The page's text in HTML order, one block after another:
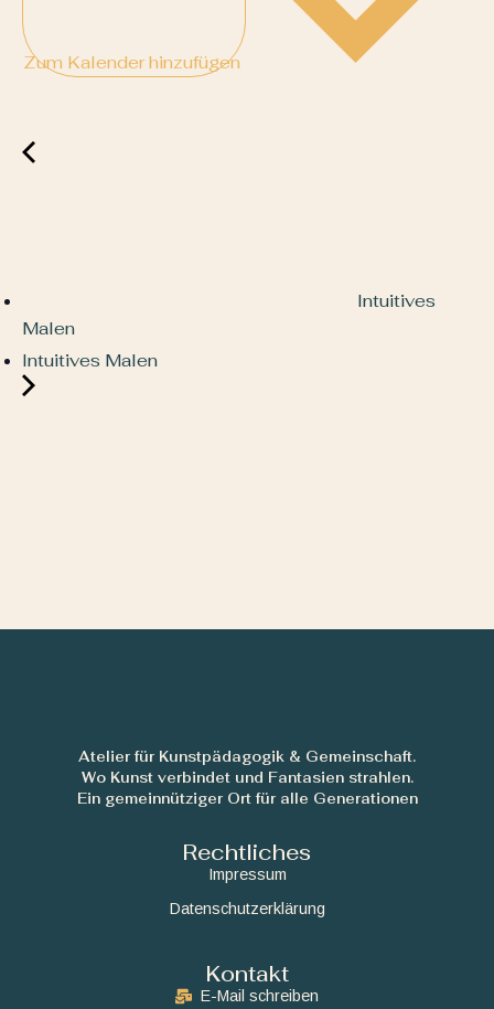
Zum Kalender hinzufügen
Intuitives
Malen
Intuitives Malen
Atelier für Kunstpädagogik & Gemeinschaft.
Wo Kunst verbindet und Fantasien strahlen.
Ein gemeinnütziger Ort für alle Generationen
Rechtliches
Impressum
Datenschutzerklärung
Kontakt
E-Mail schreiben